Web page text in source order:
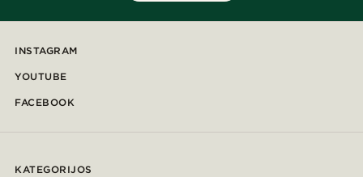
INSTAGRAM
YOUTUBE
FACEBOOK
KATEGORIJOS